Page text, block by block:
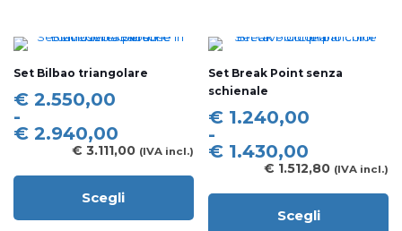
Le
possono
essere
nella
prodotto
Le
possono
essere
scelte
nella
pagina
del
Set Bilbao triangolare
€ 2.550,00
-
€ 2.940,00
Fascia
di
prezzo:
a
€ 2.940,00
€ 3.111,00 (IVA incl.)
Scegli
prodotto
Set Break Point senza
schienale
€ 1.240,00
-
€ 1.430,00
Fascia
di
prezzo:
a
€ 1.430,00
€ 1.512,80 (IVA incl.)
Scegli